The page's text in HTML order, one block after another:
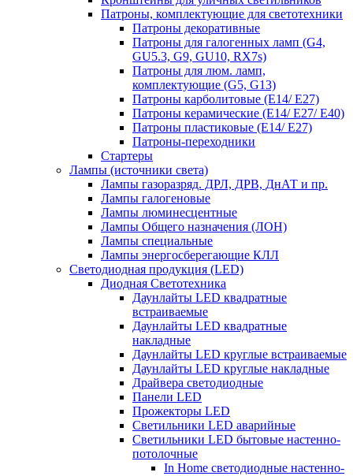
Патроны, комплектующие для светотехники
Патроны декоративные
Патроны для галогенных ламп (G4,
GU5.3, G9, GU10, RX7s)
Патроны для люм. ламп,
комплектующие (G5, G13)
Патроны карболитовые (E14/ E27)
Патроны керамические (E14/ E27/ E40)
Патроны пластиковые (E14/ E27)
Патроны-переходники
Стартеры
Лампы (источники света)
Лампы газоразряд. ДРЛ, ДРВ, ДнАТ и пр.
Лампы галогеновые
Лампы люминесцентные
Лампы Общего назначения (ЛОН)
Лампы специальные
Лампы энергосберегающие КЛЛ
Светодиодная продукция (LED)
Диодная Светотехника
Даунлайты LED квадратные
встраиваемые
Даунлайты LED квадратные
накладные
Даунлайты LED круглые встраиваемые
Даунлайты LED круглые накладные
Драйвера светодиодные
Панели LED
Прожекторы LED
Светильники LED аварийные
Светильники LED бытовые настенно-
потолочные
In Home светодиодные настенно-